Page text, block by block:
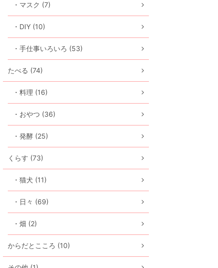
・マスク (7)
・DIY (10)
・手仕事いろいろ (53)
たべる (74)
・料理 (16)
・おやつ (36)
・発酵 (25)
くらす (73)
・猫犬 (11)
・日々 (69)
・畑 (2)
からだとこころ (10)